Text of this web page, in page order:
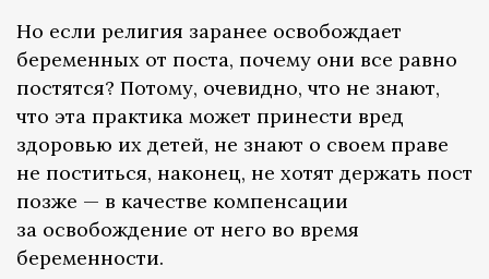
Но если религия заранее освобождает
беременных от поста, почему они все равно
постятся? Потому, очевидно, что не знают,
что эта практика может принести вред
здоровью их детей, не знают о своем праве
не поститься, наконец, не хотят держать пост
позже — в качестве компенсации
за освобождение от него во время
беременности.